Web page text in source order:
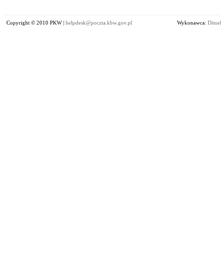
Copyright © 2010 PKW | helpdesk@poczta.kbw.gov.pl Wykonawca: